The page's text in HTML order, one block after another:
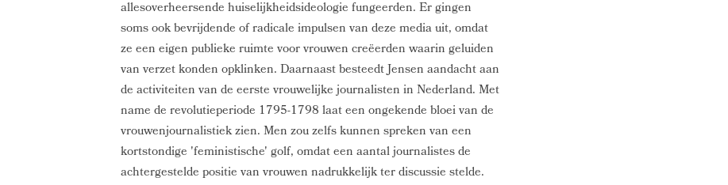
allesoverheersende huiselijkheidsideologie fungeerden. Er gingen
soms ook bevrijdende of radicale impulsen van deze media uit, omdat
ze een eigen publieke ruimte voor vrouwen creëerden waarin geluiden
van verzet konden opklinken. Daarnaast besteedt Jensen aandacht aan
de activiteiten van de eerste vrouwelijke journalisten in Nederland. Met
name de revolutieperiode 1795-1798 laat een ongekende bloei van de
vrouwenjournalistiek zien. Men zou zelfs kunnen spreken van een
kortstondige 'feministische' golf, omdat een aantal journalistes de
achtergestelde positie van vrouwen nadrukkelijk ter discussie stelde.